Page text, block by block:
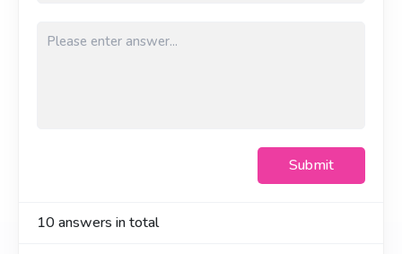
Submit
10answers in total